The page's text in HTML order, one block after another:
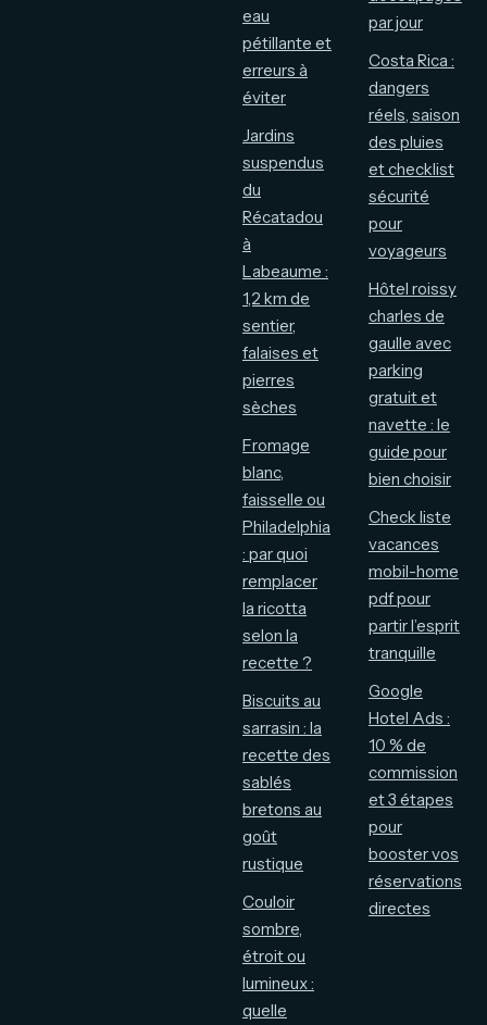
eau
pétillante et
erreurs à
éviter
Jardins
suspendus
du
Récatadou
à
Labeaume :
1,2 km de
sentier,
falaises et
pierres
sèches
Fromage
blanc,
faisselle ou
Philadelphia
: par quoi
remplacer
la ricotta
selon la
recette ?
Biscuits au
sarrasin : la
recette des
sablés
bretons au
goût
rustique
Couloir
sombre,
étroit ou
lumineux :
quelle
par jour
Costa Rica :
dangers
réels, saison
des pluies
et checklist
sécurité
pour
voyageurs
Hôtel roissy
charles de
gaulle avec
parking
gratuit et
navette : le
guide pour
bien choisir
Check liste
vacances
mobil-home
pdf pour
partir l’esprit
tranquille
Google
Hotel Ads :
10 % de
commission
et 3 étapes
pour
booster vos
réservations
directes